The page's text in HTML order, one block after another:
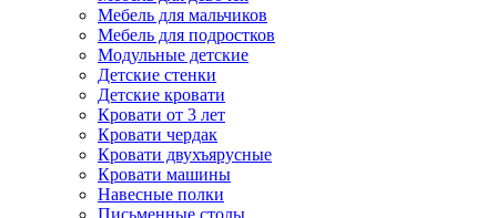
Мебель для мальчиков
Мебель для подростков
Модульные детские
Детские стенки
Детские кровати
Кровати от 3 лет
Кровати чердак
Кровати двухъярусные
Кровати машины
Навесные полки
Письменные столы